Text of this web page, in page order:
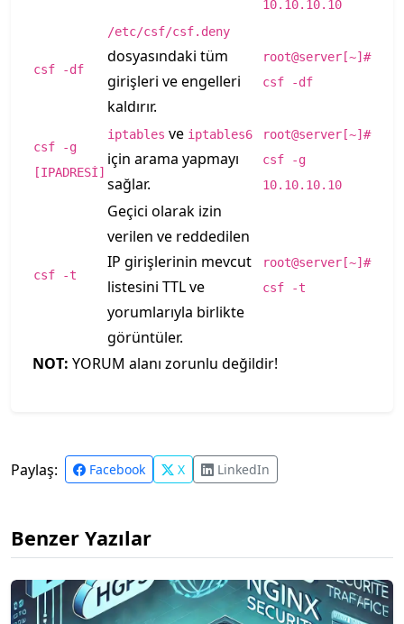
10.10.10.10
csf -df
/etc/csf/csf.deny
dosyasındaki tüm
girişleri ve engelleri
kaldırır.
root@server[~]#
csf -df
csf -g
[IPADRESİ]
iptables ve iptables6
için arama yapmayı
sağlar.
root@server[~]#
csf -g
10.10.10.10
csf -t
Geçici olarak izin
verilen ve reddedilen
IP girişlerinin mevcut
listesini TTL ve
yorumlarıyla birlikte
görüntüler.
root@server[~]#
csf -t
NOT: YORUM alanı zorunlu değildir!
Paylaş: Facebook X LinkedIn
Benzer Yazılar